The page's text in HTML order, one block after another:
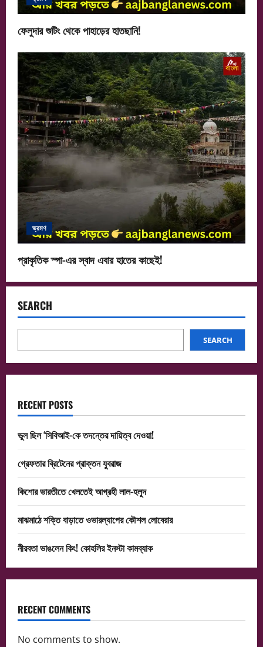
ফেলুদার শুটিং থেকে পাহাড়ের হাতছানি!
ভ্রমণ
প্রাকৃতিক স্পা-এর স্বাদ এবার হাতের কাছেই!
SEARCH
SEARCH
RECENT POSTS
ভুল ছিল ‘সিবিআই-কে তদন্তের দায়িত্ব দেওয়া!
গ্রেফতার ব্রিটেনের প্রাক্তন যুবরাজ
কিশোর ভারতীতে খেলতেই আগ্রহী লাল-হলুদ
মাঝমাঠে শক্তি বাড়াতে ওভারল্যাপের কৌশল লোবেরার
নীরবতা ভাঙলেন কিং! কোহলির ইনস্টা কামব্যাক
RECENT COMMENTS
No comments to show.